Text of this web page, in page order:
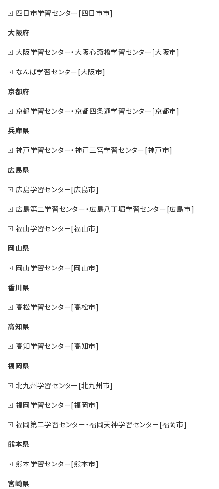
四日市学習センター[四日市市]
大阪府
大阪学習センター・大阪心斎橋学習センター[大阪市]
なんば学習センター[大阪市]
京都府
京都学習センター・京都四条通学習センター[京都市]
兵庫県
神戸学習センター・神戸三宮学習センター[神戸市]
広島県
広島学習センター[広島市]
広島第二学習センター・広島八丁堀学習センター[広島市]
福山学習センター[福山市]
岡山県
岡山学習センター[岡山市]
香川県
高松学習センター[高松市]
高知県
高知学習センター[高知市]
福岡県
北九州学習センター[北九州市]
福岡学習センター[福岡市]
福岡第二学習センター・福岡天神学習センター[福岡市]
熊本県
熊本学習センター[熊本市]
宮崎県